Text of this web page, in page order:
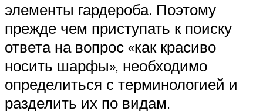
элементы гардероба. Поэтому
прежде чем приступать к поиску
ответа на вопрос «как красиво
носить шарфы», необходимо
определиться с терминологией и
разделить их по видам.